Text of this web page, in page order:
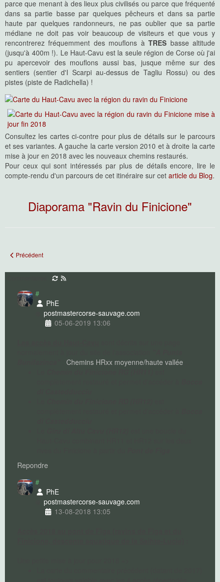
parce que menant à des lieux plus civilisés ou parce que fréquenté
dans sa partie basse par quelques pêcheurs et dans sa partie
haute par quelques randonneurs, ne pas oublier que sa partie
médiane ne doit pas voir beaucoup de visiteurs et que vous y
rencontrerez fréquemment des mouflons àTRES basse altitude
(jusqu'à 400m !). Le Haut-Cavu est la seule région de Corse où j'ai
pu apercevoir des mouflons aussi bas, jusque même sur des
sentiers (sentier d'I Scarpi au-dessus de Tagliu Rossu) ou des
pistes (piste de Radichella) !
Consultez les cartes ci-contre pour plus de détails sur le parcours
et ses variantes. A gauche la carte version 2010 et à droite la carte
mise à jour en 2018 avec les nouveaux chemins restaurés.
Pour ceux qui sont intéressés par plus de détails encore, lire le
compte-rendu d'un parcours de cet itinéraire sur cet article du Blog.
Diaporama "Ravin du Finicione"
Article précédent : Punta Buvona
Précédent
#
PhE
postmastercorse-sauvage.com
05-06-2019 13:06
Chemins HRxx moyenne/haute vallée
Repondre
#
PhE
postmastercorse-sauvage.com
13-08-2018 13:05